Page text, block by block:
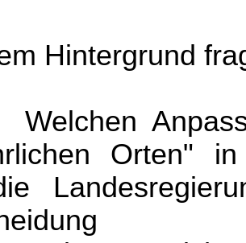
Hintergrund
Welchen
Orten"